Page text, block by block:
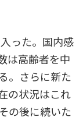
った。国内感
は高齢者を中
。さらに新た
の状況はこれ
の後に続いた